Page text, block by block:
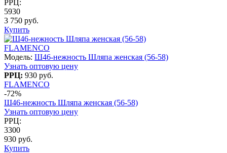
РРЦ:
5930
3 750 руб.
Купить
FLAMENCO
Модель: Ш46-нежность Шляпа женская (56-58)
Узнать оптовую цену
РРЦ: 930 руб.
FLAMENCO
-72%
Ш46-нежность Шляпа женская (56-58)
Узнать оптовую цену
РРЦ:
3300
930 руб.
Купить